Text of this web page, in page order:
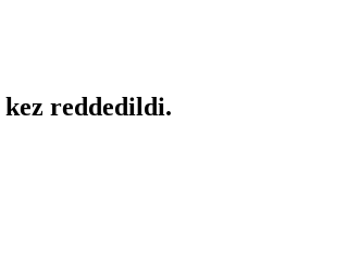
reddedildi.